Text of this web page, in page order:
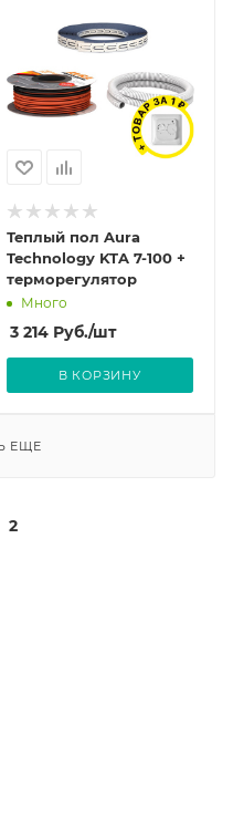
Теплый пол Aura
Technology KTA 7-100 +
терморегулятор
Много
3 214Руб./шт
В КОРЗИНУ
ЕЩЕ
2